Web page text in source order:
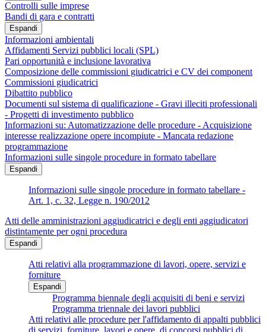
Controlli sulle imprese
Bandi di gara e contratti
Espandi
Informazioni ambientali
Affidamenti Servizi pubblici locali (SPL)
Pari opportunità e inclusione lavorativa
Composizione delle commissioni giudicatrici e CV dei component
Commissioni giudicatrici
Dibattito pubblico
Documenti sul sistema di qualificazione - Gravi illeciti professionali
- Progetti di investimento pubblico
Informazioni su: Automatizzazione delle procedure - Acquisizione
interesse realizzazione opere incompiute - Mancata redazione
programmazione
Informazioni sulle singole procedure in formato tabellare
Espandi
Informazioni sulle singole procedure in formato tabellare -
Art. 1, c. 32, Legge n. 190/2012
Atti delle amministrazioni aggiudicatrici e degli enti aggiudicatori
distintamente per ogni procedura
Espandi
Atti relativi alla programmazione di lavori, opere, servizi e
forniture
Espandi
Programma biennale degli acquisiti di beni e servizi
Programma triennale dei lavori pubblici
Atti relativi alle procedure per l'affidamento di appalti pubblici
di servizi, forniture, lavori e opere, di concorsi pubblici di